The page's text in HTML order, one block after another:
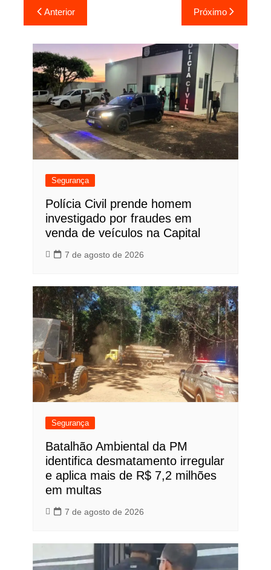
Navegação
de
Post
Anterior Próximo
Segurança
Polícia Civil prende homem
investigado por fraudes em
venda de veículos na Capital
7 de agosto de 2026
Segurança
Batalhão Ambiental da PM
identifica desmatamento irregular
e aplica mais de R$ 7,2 milhões
em multas
7 de agosto de 2026